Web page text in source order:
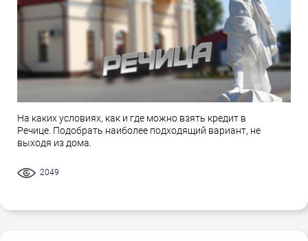
На каких условиях, как и где можно взять кредит в
Речице. Подобрать наиболее подходящий вариант, не
выходя из дома.
2049